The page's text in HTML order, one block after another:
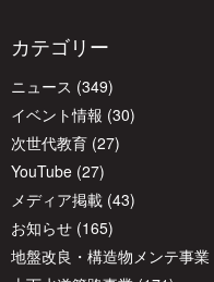
シ
ョ
ン
カテゴリー
ニュース (349)
イベント情報 (30)
次世代教育 (27)
YouTube (27)
メディア掲載 (43)
お知らせ (165)
地盤改良・構造物メンテ事業